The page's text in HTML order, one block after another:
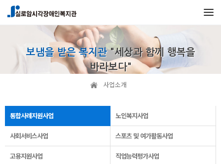
보냄을 받은 복지관"세상과 함께 행복을
바라보다"
사업소개
통합사례지원사업 노인복지사업
사회서비스사업 스포츠 및 여가활동사업
고용지원사업 직업능력평가사업